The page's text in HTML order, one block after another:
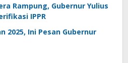
Rampung, Gubernur Yulius
IPPR
2025, Ini Pesan Gubernur